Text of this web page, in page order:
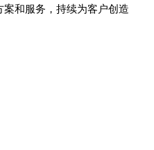
和服务，持续为客户创造